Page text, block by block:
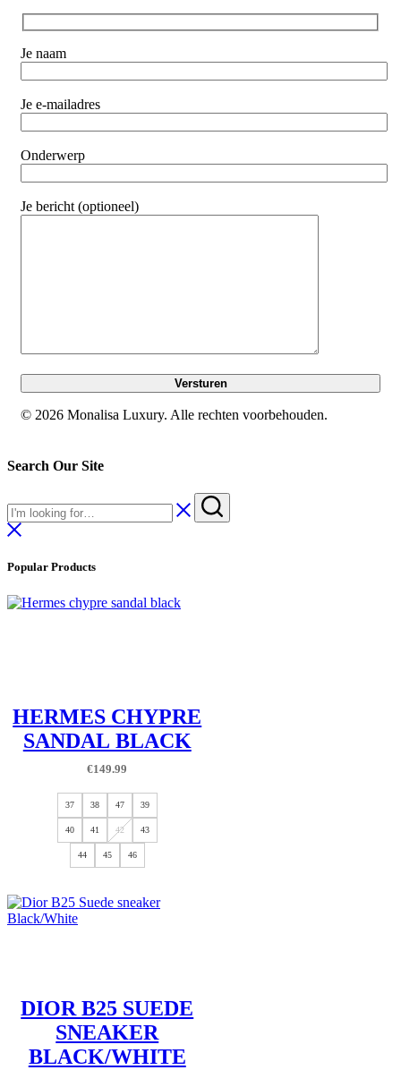
Je naam
Je e-mailadres
Onderwerp
Je bericht (optioneel)
© 2026 Monalisa Luxury. Alle rechten voorbehouden.
Search Our Site
Popular Products
HERMES CHYPRE
SANDAL BLACK
€149.99
37 38 47 39
40 41 42 43
44 45 46
DIOR B25 SUEDE
SNEAKER
BLACK/WHITE